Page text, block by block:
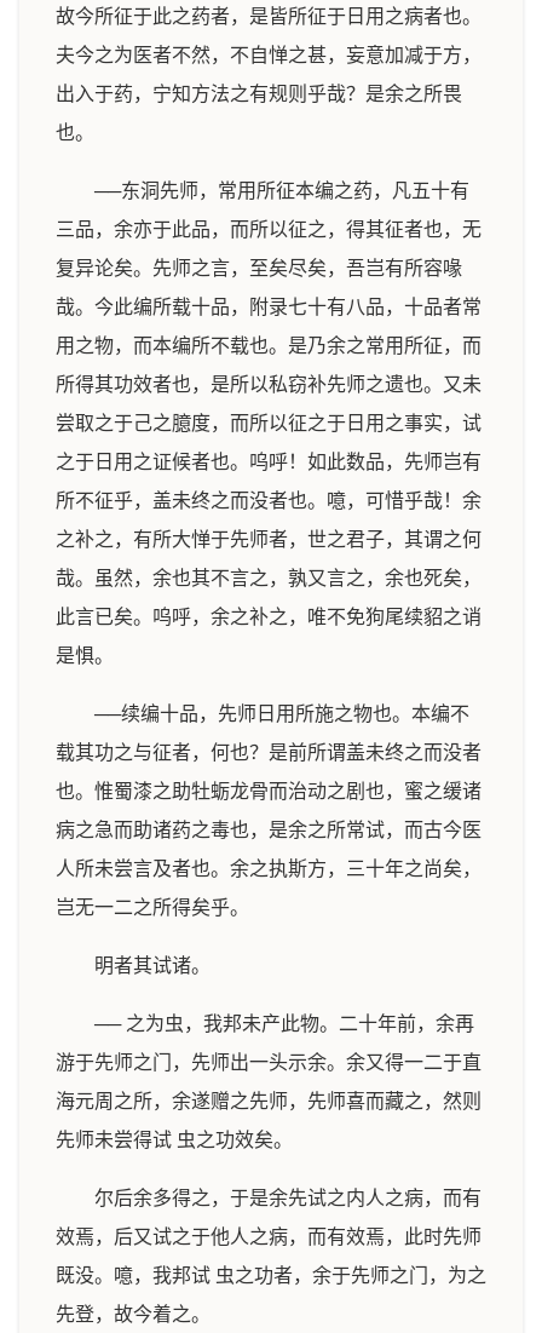
故今所征于此之药者，是皆所征于日用之病者也。
夫今之为医者不然，不自惮之甚，妄意加减于方，
出入于药，宁知方法之有规则乎哉？是余之所畏
也。
──东洞先师，常用所征本编之药，凡五十有
三品，余亦于此品，而所以征之，得其征者也，无
复异论矣。先师之言，至矣尽矣，吾岂有所容喙
哉。今此编所载十品，附录七十有八品，十品者常
用之物，而本编所不载也。是乃余之常用所征，而
所得其功效者也，是所以私窃补先师之遗也。又未
尝取之于己之臆度，而所以征之于日用之事实，试
之于日用之证候者也。呜呼！如此数品，先师岂有
所不征乎，盖未终之而没者也。噫，可惜乎哉！余
之补之，有所大惮于先师者，世之君子，其谓之何
哉。虽然，余也其不言之，孰又言之，余也死矣，
此言已矣。呜呼，余之补之，唯不免狗尾续貂之诮
是惧。
──续编十品，先师日用所施之物也。本编不
载其功之与征者，何也？是前所谓盖未终之而没者
也。惟蜀漆之助牡蛎龙骨而治动之剧也，蜜之缓诸
病之急而助诸药之毒也，是余之所常试，而古今医
人所未尝言及者也。余之执斯方，三十年之尚矣，
岂无一二之所得矣乎。
明者其试诸。
── 之为虫，我邦未产此物。二十年前，余再
游于先师之门，先师出一头示余。余又得一二于直
海元周之所，余遂赠之先师，先师喜而藏之，然则
先师未尝得试 虫之功效矣。
尔后余多得之，于是余先试之内人之病，而有
效焉，后又试之于他人之病，而有效焉，此时先师
既没。噫，我邦试 虫之功者，余于先师之门，为之
先登，故今着之。